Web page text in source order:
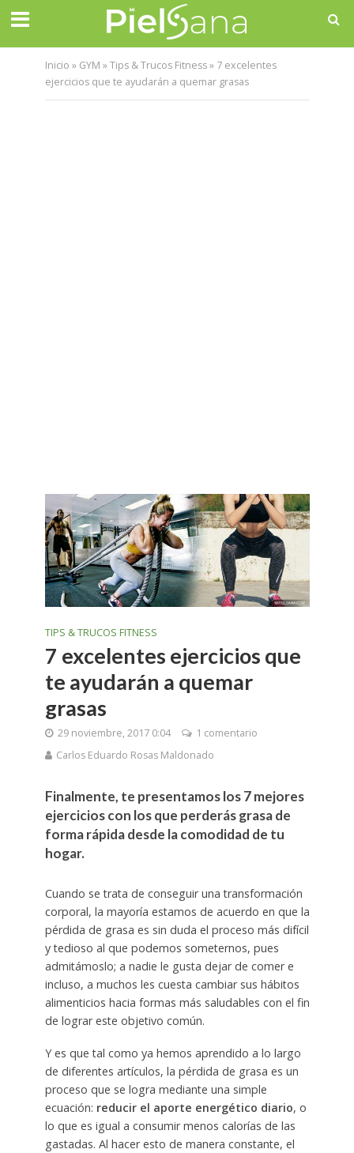
Inicio » GYM »Tips & Trucos Fitness» 7 excelentes
ejercicios que te ayudarán a quemar grasas
TIPS & TRUCOS FITNESS
7 excelentes ejercicios que
te ayudarán a quemar
grasas
29 noviembre, 2017 0:04
1 comentario
Carlos Eduardo Rosas Maldonado
Finalmente, te presentamos los 7 mejores
ejercicios con los que perderás grasa de
forma rápida desde la comodidad de tu
hogar.
Cuando se trata de conseguir una transformación
corporal, la mayoría estamos de acuerdo en que la
pérdida de grasa es sin duda el proceso más difícil
y tedioso al que podemos someternos, pues
admitámoslo; a nadie le gusta dejar de comer e
incluso, a muchos les cuesta cambiar sus hábitos
alimenticios hacia formas más saludables con el fin
de lograr este objetivo común.
Y es que tal como ya hemos aprendido a lo largo
de diferentes artículos, la pérdida de grasa es un
proceso que se logra mediante una simple
ecuación: reducir el aporte energético diario, o
lo que es igual a consumir menos calorías de las
gastadas. Al hacer esto de manera constante, el